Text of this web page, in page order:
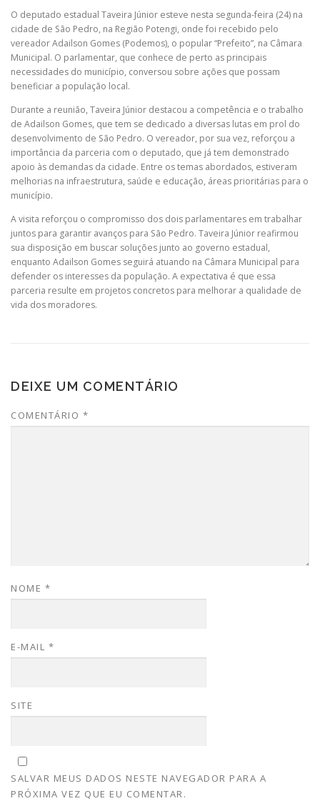
O deputado estadual Taveira Júnior esteve nesta segunda-feira (24) na
cidade de São Pedro, na Região Potengi, onde foi recebido pelo
vereador Adailson Gomes (Podemos), o popular “Prefeito”, na Câmara
Municipal. O parlamentar, que conhece de perto as principais
necessidades do município, conversou sobre ações que possam
beneficiar a população local.
Durante a reunião, Taveira Júnior destacou a competência e o trabalho
de Adailson Gomes, que tem se dedicado a diversas lutas em prol do
desenvolvimento de São Pedro. O vereador, por sua vez, reforçou a
importância da parceria com o deputado, que já tem demonstrado
apoio às demandas da cidade. Entre os temas abordados, estiveram
melhorias na infraestrutura, saúde e educação, áreas prioritárias para o
município.
A visita reforçou o compromisso dos dois parlamentares em trabalhar
juntos para garantir avanços para São Pedro. Taveira Júnior reafirmou
sua disposição em buscar soluções junto ao governo estadual,
enquanto Adailson Gomes seguirá atuando na Câmara Municipal para
defender os interesses da população. A expectativa é que essa
parceria resulte em projetos concretos para melhorar a qualidade de
vida dos moradores.
DEIXE UM COMENTÁRIO
COMENTÁRIO *
NOME *
E-MAIL *
SITE
SALVAR MEUS DADOS NESTE NAVEGADOR PARA A
PRÓXIMA VEZ QUE EU COMENTAR.